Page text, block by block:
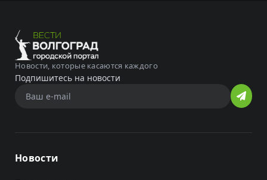
Новости, которые касаются каждого
Подпишитесь на новости
Новости